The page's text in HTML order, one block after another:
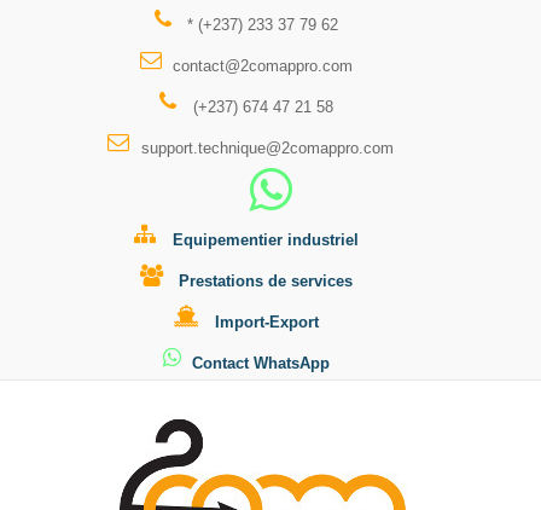
* (+237) 233 37 79 62
contact@2comappro.com
(+237) 674 47 21 58
support.technique@2comappro.com
Equipementier industriel
Prestations de services
Import-Export
Contact WhatsApp